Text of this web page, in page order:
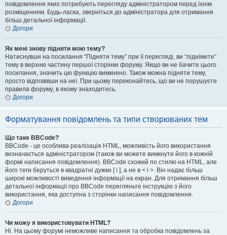
повідомлення яких потребують перегляду адміністратором перед їхнім
розміщенням. Будь-ласка, зверніться до адміністратора для отримання
більш детальної інформації.
Догори
Як мені знову підняти мою тему?
Натиснувши на посилання “Підняти тему” при її перегляді, ви “піднімете”
тему в верхню частину першої сторінки форуму. Якщо ви не бачите цього
посилання, значить цю функцію вимкнено. Також можна підняти тему,
просто відповівши на неї. При цьому переконайтесь, що ви не порушуєте
правила форуму, в якому знаходитесь.
Догори
Форматування повідомлень та типи створюваних тем
Що таке BBCode?
BBCode - це особлива реалізація HTML, можливість його використання
визначається адміністратором (також ви можете вимкнути його в кожній
формі написання повідомлення). BBCode схожий по стилю на HTML, але
його теги беруться в квадратні дужки [ і ], а не в < і >. Він надає більш
широкі можливості виведення інформації на екран. Для отримання більш
детальної інформації про BBCode перегляньте інструкцію з його
використання, яка доступна з сторінки написання повідомлення.
Догори
Чи можу я використовувати HTML?
Ні. На цьому форумі неможливе написання та обробка повідомлень за